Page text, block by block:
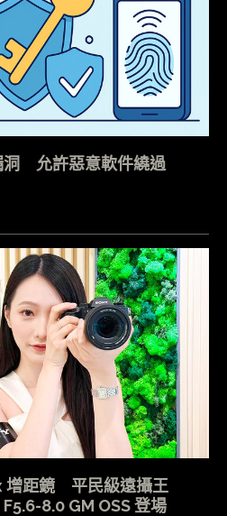
允許惡意軟件繞過
增距鏡 平民級遠攝王
8.0 GM OSS 登場